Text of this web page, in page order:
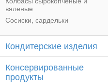
вяленые
Сосиски, сардельки
Кондитерские изделия
Консервированные
продукты